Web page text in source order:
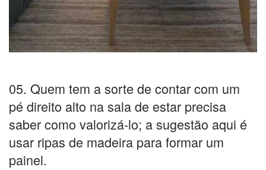
05. Quem tem a sorte de contar com um
pé direito alto na sala de estar precisa
saber como valorizá-lo; a sugestão aqui é
usar ripas de madeira para formar um
painel.